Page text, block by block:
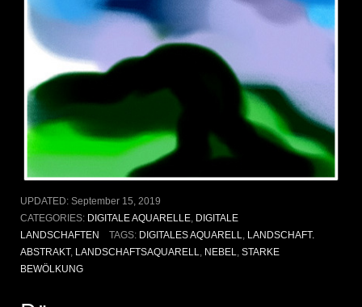
UPDATED: September 15, 2019
CATEGORIES: DIGITALE AQUARELLE, DIGITALE
LANDSCHAFTEN
TAGS: DIGITALES AQUARELL, LANDSCHAFT.
ABSTRAKT, LANDSCHAFTSAQUARELL, NEBEL, STARKE
BEWÖLKUNG